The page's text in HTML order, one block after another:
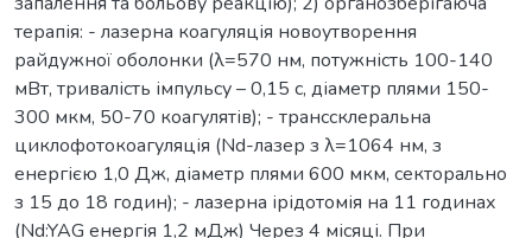
терапія: - лазерна коагуляція новоутворення
райдужної оболонки (λ=570 нм, потужність 100-140
мВт, тривалість імпульсу – 0,15 с, діаметр плями 150-
300 мкм, 50-70 коагулятів); - транссклеральна
циклофотокоагуляція (Nd-лазер з λ=1064 нм, з
енергією 1,0 Дж, діаметр плями 600 мкм, секторально
з 15 до 18 годин); - лазерна ірідотомія на 11 годинах
(Nd:YAG енергія 1,2 мДж) Через 4 місяці. При